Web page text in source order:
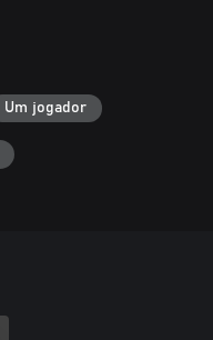
Um jogador